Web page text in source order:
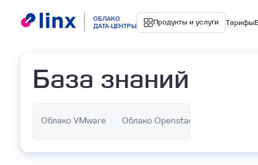
ОБЛАКО
ДАТА-ЦЕНТРЫ
Продукты и услуги Тарифы
Облако
База знаний
Облако VMware Облако Openstack